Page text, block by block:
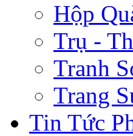
Hộp
Trụ -
Tranh
Trang
Tin Tức